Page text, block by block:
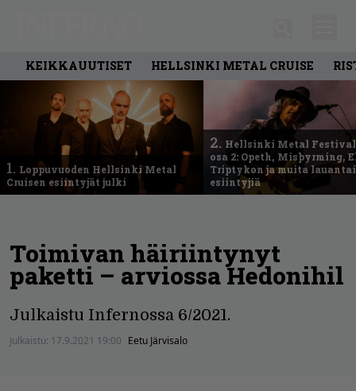
KEIKKAUUTISET HELLSINKI METAL CRUISE
1. Loppuvuoden Hellsinki Metal
Cruisen esiintyjät julki
2. Hellsinki Metal
osa 2: Opeth, Misþyrming,
Triptykon ja muita
esiintyjiä
Toimivan häiriintynyt
paketti – arviossa Hedonihil
Julkaistu Infernossa 6/2021.
Julkaistu: 17.9.2021 19:00 Eetu Järvisalo